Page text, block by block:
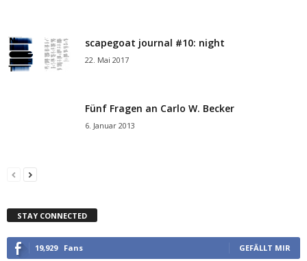
scapegoat journal #10: night
22. Mai 2017
Fünf Fragen an Carlo W. Becker
6. Januar 2013
STAY CONNECTED
19,929 Fans GEFÄLLT MIR